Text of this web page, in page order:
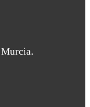
Murcia.